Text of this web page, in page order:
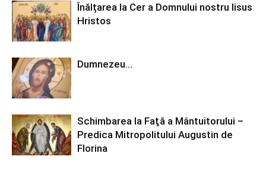
Înălțarea la Cer a Domnului nostru Iisus
Hristos
Dumnezeu…
Schimbarea la Faţă a Mântuitorului –
Predica Mitropolitului Augustin de
Florina